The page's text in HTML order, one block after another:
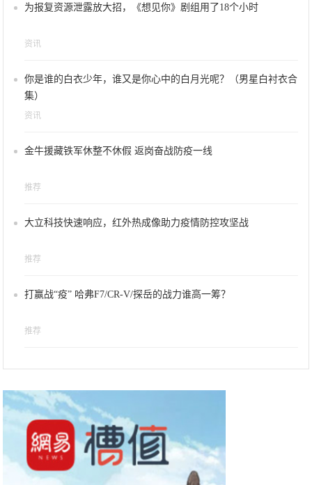
为报复资源泄露放大招，《想见你》剧组用了18个小时
资讯
你是谁的白衣少年，谁又是你心中的白月光呢？（男星白衬衣合
集）
资讯
金牛援藏铁军休整不休假 返岗奋战防疫一线
推荐
大立科技快速响应，红外热成像助力疫情防控攻坚战
推荐
打赢战“疫” 哈弗F7/CR-V/探岳的战力谁高一筹？
推荐